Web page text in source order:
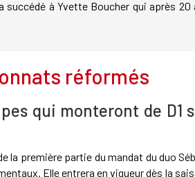
succédé à Yvette Boucher qui après
réformés
qui monteront de
la première partie du mandat du duo
Elle entrera en vigueur dès la